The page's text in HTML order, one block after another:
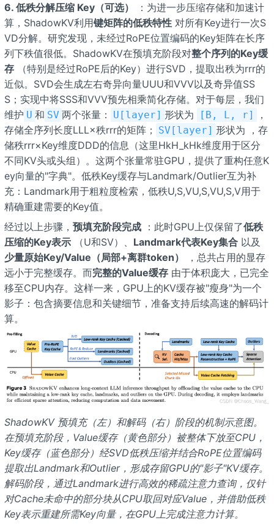
6. 低秩分解压缩 Key（可选）
：为进一步压缩存储和加速计
算，ShadowKV利用键矩阵的低秩特性对所有Key进行一次S
VD分解。研究发现，未经过RoPE位置编码的Key矩阵在长序
列下秩值很低。ShadowKV在预填充阶段对整个序列的Key缓
存（特别是经过RoPE后的Key）进行SVD，提取出秩为rrr的
近似。SVD会生成左右奇异向量UUU和VVV以及奇异值SS
S；实现中将SSS和VVV预先相乘简化存储。对于每层，我们
维护 U 和 SV 两个张量： U[layer] 形状为 [B, L, r]
，
存储全序列长度LLL×秩rrr的矩阵；
SV[layer] 形状为
，存
储秩rrr×Key维度DDD的信息（这里HkH_kHk维度用于区分
不同KV头或头组）。这两个张量常驻GPU，提供了重构任意K
ey向量的"字典"。低秩Key缓存与Landmark/Outlier互为补
充：Landmark用于粗粒度检索，低秩U,S,VU,S,VU,S,V用于
精确重建需要的Key值。
经过以上步骤， 预填充阶段完成：此时GPU上仅保留了低秩
压缩的Key表示（U和SV）、 Landmark代表Key集合以及
少量原始Key/Value（局部+离群token）
，总共占用的显存
远小于完整缓存。而完整的Value缓存由于体积庞大，已完全
移至CPU内存。这样一来，GPU上的KV缓存被"瘦身"为一个
影子：包含摘要信息和关键细节，准备支持后续高速的解码计
算。
ShadowKV 预填充（左）和解码（右）阶段的机制示意图。
在预填充阶段，Value缓存（黄色部分）被整体下放至CPU，
Key缓存（蓝色部分）经SVD低秩压缩并结合RoPE位置编码
提取出Landmark和Outlier，形成存留GPU的"影子"KV缓存。
解码阶段，通过Landmark进行高效的稀疏注意力查询，仅针
对Cache未命中的部分块从CPU取回对应Value，并借助低秩
Key表示重建所需Key向量，在GPU上完成注意力计算。